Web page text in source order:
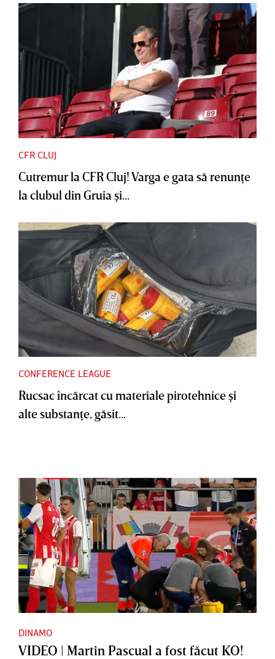
CFR CLUJ
Cutremur la CFR Cluj! Varga e gata să renunţe
la clubul din Gruia şi...
CONFERENCE LEAGUE
Rucsac încărcat cu materiale pirotehnice şi
alte substanţe, găsit...
DINAMO
VIDEO | Martin Pascual a fost făcut KO!